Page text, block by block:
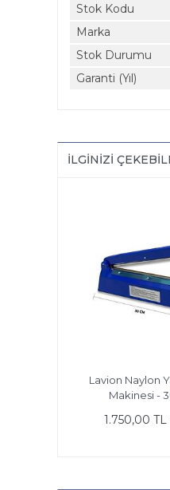
Stok Kodu
Marka
Stok Durumu
Garanti (Yıl)
İLGINIZI
Lavion Naylon
Makinesi -
1.750,00